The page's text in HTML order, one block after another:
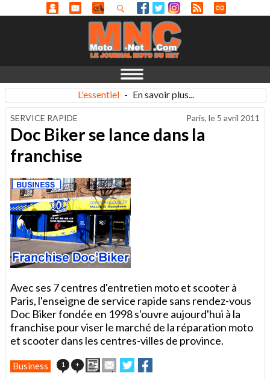
L'essentiel - En savoir plus...
SERVICE RAPIDE Paris, le 5 avril 2011
Doc Biker se lance dans la
franchise
Avec ses 7 centres d'entretien moto et scooter à
Paris, l'enseigne de service rapide sans rendez-vous
Doc Biker fondée en 1998 s'ouvre aujourd'hui à la
franchise pour viser le marché de la réparation moto
et scooter dans les centres-villes de province.
Business 1 + ImprimerEnvoyer
cet
Partager
sur
sur